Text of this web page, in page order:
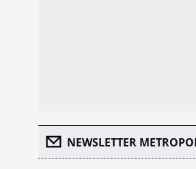
NEWSLETTER